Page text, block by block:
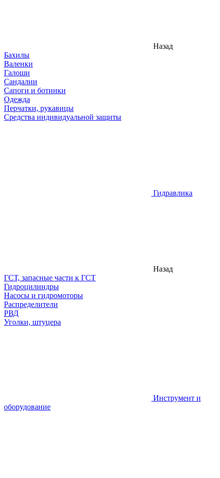
Назад
Бахилы
Валенки
Галоши
Сандалии
Сапоги и ботинки
Одежда
Перчатки, рукавицы
Средства индивидуальной защиты
Гидравлика
Назад
ГСТ, запасные части к ГСТ
Гидроцилиндры
Насосы и гидромоторы
Распределители
РВД
Уголки, штуцера
Инструмент и
оборудование